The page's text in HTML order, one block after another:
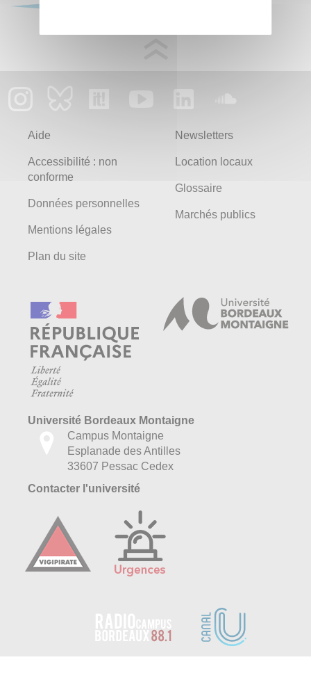
Aide
Accessibilité : non
conforme
Données personnelles
Mentions légales
Plan du site
Newsletters
Location locaux
Glossaire
Marchés publics
Université Bordeaux Montaigne
Campus Montaigne
Esplanade des Antilles
33607 Pessac Cedex
Contacter l'université